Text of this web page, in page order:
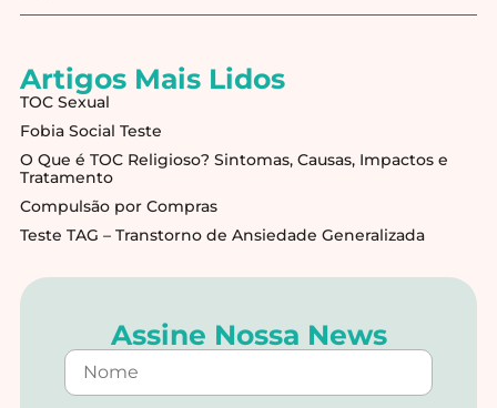
Artigos Mais Lidos
TOC Sexual
Fobia Social Teste
O Que é TOC Religioso? Sintomas, Causas, Impactos e
Tratamento
Compulsão por Compras
Teste TAG – Transtorno de Ansiedade Generalizada
Assine Nossa News